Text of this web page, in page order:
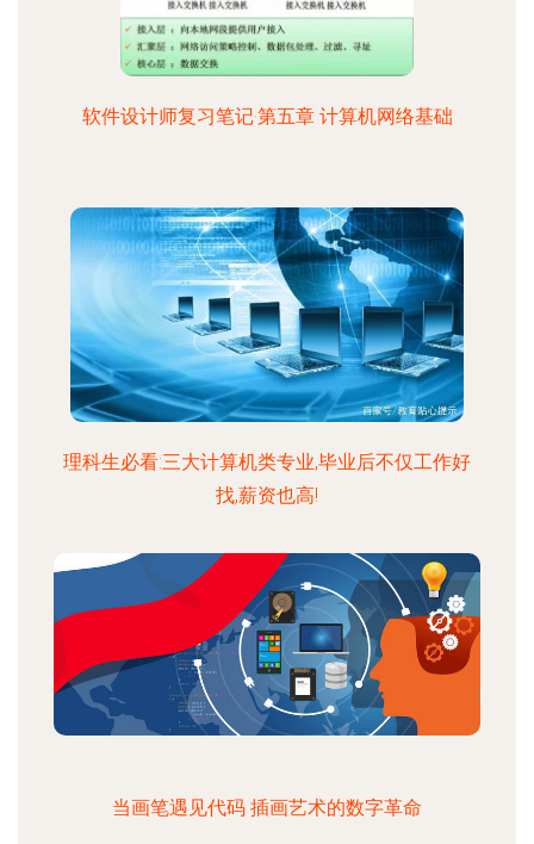
软件设计师复习笔记·第五章 计算机网络基础
理科生必看:三大计算机类专业,毕业后不仅工作好
找,薪资也高!
当画笔遇见代码 插画艺术的数字革命